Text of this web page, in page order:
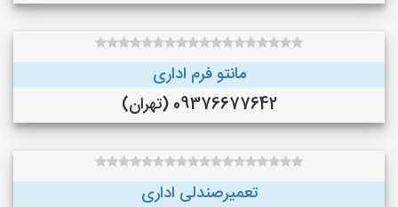
مانتو فرم اداری
09376677642 (تهران)
تعمیرصندلی اداری